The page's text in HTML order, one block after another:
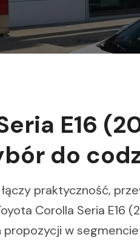
E16
do
praktyczność,
Corolla Seria E16
w